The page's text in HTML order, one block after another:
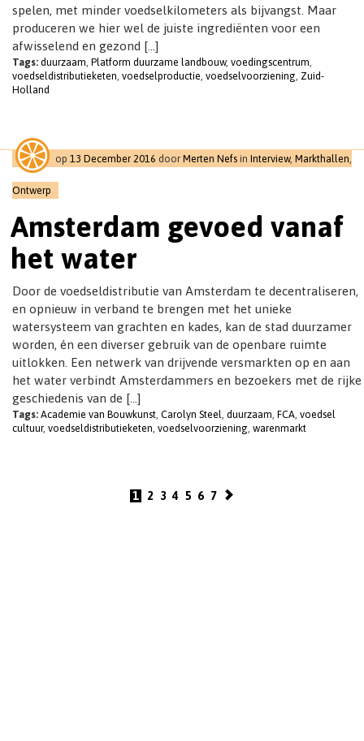
spelen, met minder voedselkilometers als bijvangst. Maar
produceren we hier wel de juiste ingrediënten voor een
afwisselend en gezond […]
Tags: duurzaam, Platform duurzame landbouw, voedingscentrum,
voedseldistributieketen, voedselproductie, voedselvoorziening, Zuid-
Holland
op 13 December 2016 door Merten Nefs in Interview, Markthallen
Ontwerp
Amsterdam gevoed vanaf
het water
Door de voedseldistributie van Amsterdam te decentraliseren,
en opnieuw in verband te brengen met het unieke
watersysteem van grachten en kades, kan de stad duurzamer
worden, én een diverser gebruik van de openbare ruimte
uitlokken. Een netwerk van drijvende versmarkten op en aan
het water verbindt Amsterdammers en bezoekers met de rijke
geschiedenis van de […]
Tags: Academie van Bouwkunst, Carolyn Steel, duurzaam, FCA, voedsel
cultuur, voedseldistributieketen, voedselvoorziening, warenmarkt
1 2 3 4 5 6 7